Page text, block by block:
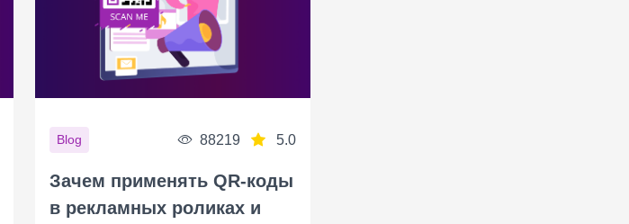
Blog 88219 5.0
Зачем применять QR-коды
в рекламных роликах и